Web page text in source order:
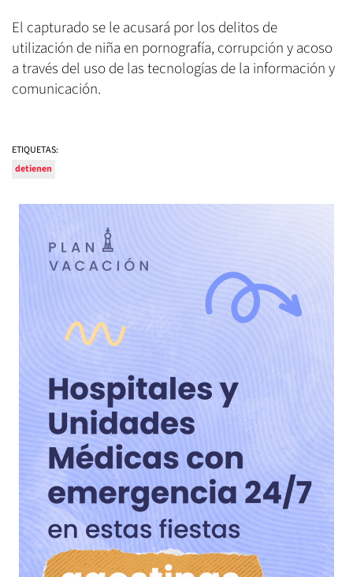
El capturado se le acusará por los delitos de
utilización de niña en pornografía, corrupción y acoso
a través del uso de las tecnologías de la información y
comunicación.
ETIQUETAS:
detienen